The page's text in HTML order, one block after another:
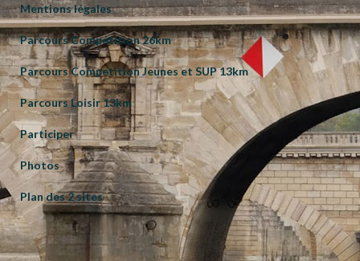
Mentions légales
Parcours Compétition 26km
Parcours Competition Jeunes et SUP 13km
Parcours Loisir 13km
Participer
Photos
Plan des 2 sites